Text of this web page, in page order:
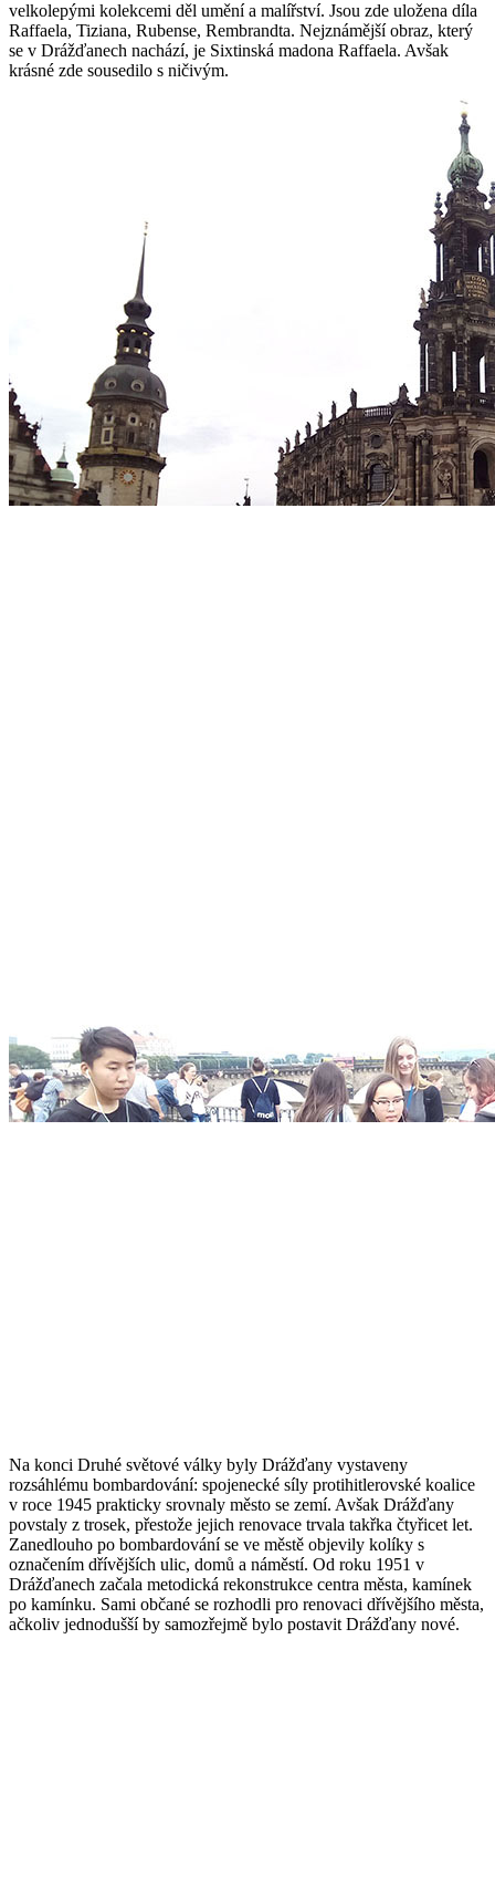
velkolepými kolekcemi děl umění a malířství. Jsou zde uložena díla
Raffaela, Tiziana, Rubense, Rembrandta. Nejznámější obraz, který
se v Drážďanech nachází, je Sixtinská madona Raffaela. Avšak
krásné zde sousedilo s ničivým.
Na konci Druhé světové války byly Drážďany vystaveny
rozsáhlému bombardování: spojenecké síly protihitlerovské koalice
v roce 1945 prakticky srovnaly město se zemí. Avšak Drážďany
povstaly z trosek, přestože jejich renovace trvala takřka čtyřicet let.
Zanedlouho po bombardování se ve městě objevily kolíky s
označením dřívějších ulic, domů a náměstí. Od roku 1951 v
Drážďanech začala metodická rekonstrukce centra města, kamínek
po kamínku. Sami občané se rozhodli pro renovaci dřívějšího města,
ačkoliv jednodušší by samozřejmě bylo postavit Drážďany nové.